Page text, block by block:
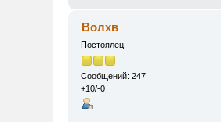
Волхв
Постоялец
Сообщений: 247
+10/-0